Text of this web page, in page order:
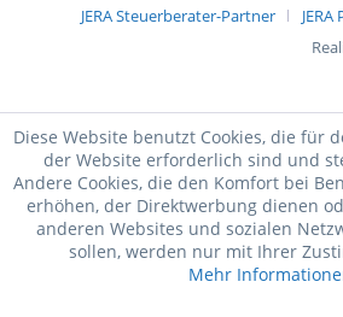
JERA Steuerberater-Partner
Diese Website benutzt Cookies, die für
der Website erforderlich sind und
Andere Cookies, die den Komfort bei
erhöhen, der Direktwerbung dienen
anderen Websites und sozialen
sollen, werden nur mit Ihrer
Mehr